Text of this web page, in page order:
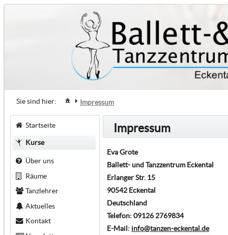
Sie sind hier: Impressum
Startseite
Kurse
Über uns
Räume
Tanzlehrer
Aktuelles
Kontakt
Impressum
Eva Grote
Ballett- und Tanzzentrum Eckental
Erlanger Str. 15
90542 Eckental
Deutschland
Telefon: 09126 2769834
E-Mail: info@tanzen-eckental.de